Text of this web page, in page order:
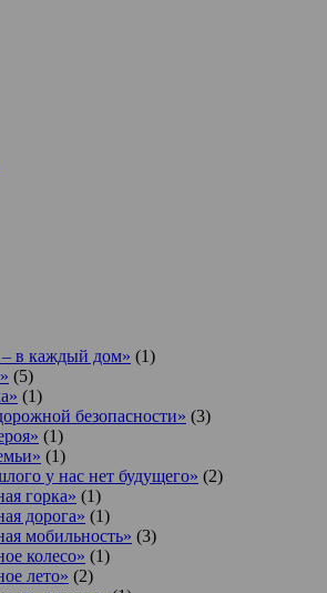
в каждый дом» (1)
(5)
(1)
безопасности» (3)
(1)
(1)
у нас нет будущего» (2)
горка» (1)
дорога» (1)
мобильность» (3)
колесо» (1)
лето» (2)